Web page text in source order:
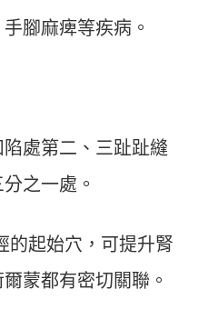
腳麻痺等疾病。
處第二、三趾趾縫
之一處。
的起始穴，可提升腎
蒙都有密切關聯。